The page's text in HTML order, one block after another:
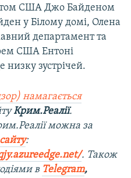
США Джо Байденом
у Білому домі, Олена
департамент та
США Ентоні
зустрічей.
намагається
Крим.Реалії.
можна за
:
. Також
в Telegram,